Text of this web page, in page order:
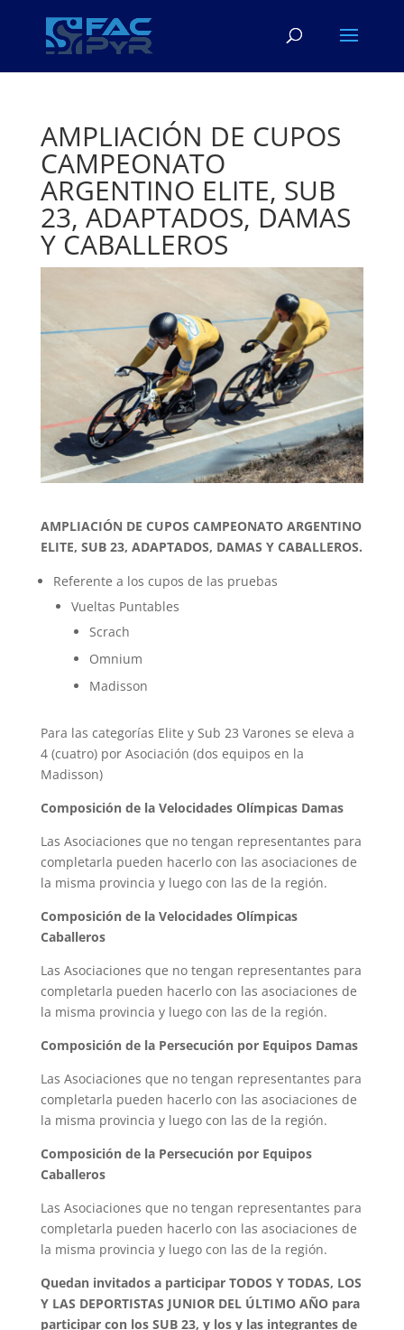
AMPLIACIÓN DE CUPOS
CAMPEONATO
ARGENTINO ELITE, SUB
23, ADAPTADOS, DAMAS
Y CABALLEROS
AMPLIACIÓN DE CUPOS CAMPEONATO ARGENTINO
ELITE, SUB 23, ADAPTADOS, DAMAS Y CABALLEROS.
Referente a los cupos de las pruebas
Vueltas Puntables
Scrach
Omnium
Madisson
Para las categorías Elite y Sub 23 Varones se eleva a
4 (cuatro) por Asociación (dos equipos en la
Madisson)
Composición de la Velocidades Olímpicas Damas
Las Asociaciones que no tengan representantes para
completarla pueden hacerlo con las asociaciones de
la misma provincia y luego con las de la región.
Composición de la Velocidades Olímpicas
Caballeros
Las Asociaciones que no tengan representantes para
completarla pueden hacerlo con las asociaciones de
la misma provincia y luego con las de la región.
Composición de la Persecución por Equipos Damas
Las Asociaciones que no tengan representantes para
completarla pueden hacerlo con las asociaciones de
la misma provincia y luego con las de la región.
Composición de la Persecución por Equipos
Caballeros
Las Asociaciones que no tengan representantes para
completarla pueden hacerlo con las asociaciones de
la misma provincia y luego con las de la región.
Quedan invitados a participar TODOS Y TODAS, LOS
Y LAS DEPORTISTAS JUNIOR DEL ÚLTIMO AÑO para
participar con los SUB 23, y los y las integrantes de